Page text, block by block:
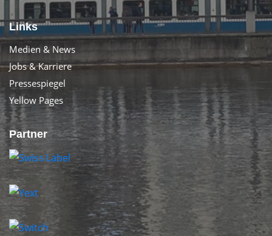
Links
Medien & News
Jobs & Karriere
Pressespiegel
Yellow Pages
Partner